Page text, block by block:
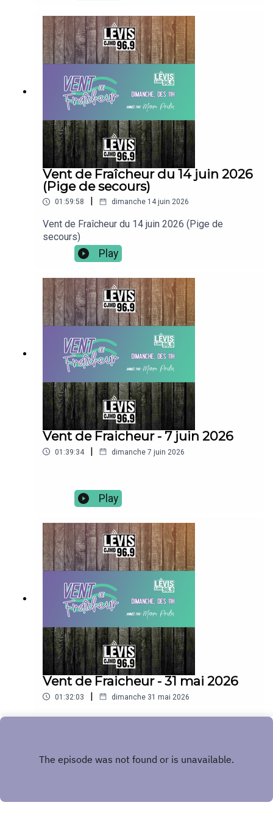
Vent de Fraîcheur du 14 juin 2026
(Pige de secours)
01:59:58 dimanche 14 juin 2026
Vent de Fraîcheur du 14 juin 2026 (Pige de
secours)
Play
Vent de Fraicheur - 7 juin 2026
01:39:34 | dimanche 7 juin 2026
Play
Vent de Fraicheur - 31 mai 2026
01:32:03 | dimanche 31 mai 2026